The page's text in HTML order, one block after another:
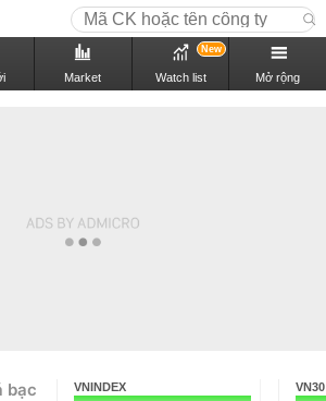
Market Watch list
New
Mở rộng
bạc VNINDEX VN30